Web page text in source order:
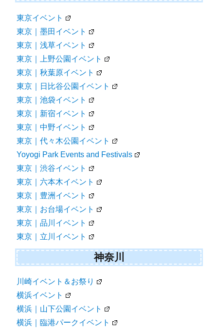
東京イベント
東京｜墨田イベント
東京｜浅草イベント
東京｜上野公園イベント
東京｜秋葉原イベント
東京｜日比谷公園イベント
東京｜池袋イベント
東京｜新宿イベント
東京｜中野イベント
東京｜代々木公園イベント
Yoyogi Park Events and Festivals
東京｜渋谷イベント
東京｜六本木イベント
東京｜豊洲イベント
東京｜お台場イベント
東京｜品川イベント
東京｜立川イベント
神奈川
川崎イベント＆お祭り
横浜イベント
横浜｜山下公園イベント
横浜｜臨港パークイベント